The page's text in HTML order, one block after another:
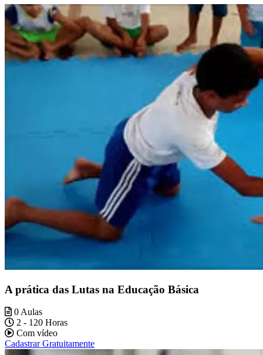
A prática das Lutas na Educação Básica
0 Aulas
2 - 120 Horas
Com vídeo
Cadastrar Gratuitamente